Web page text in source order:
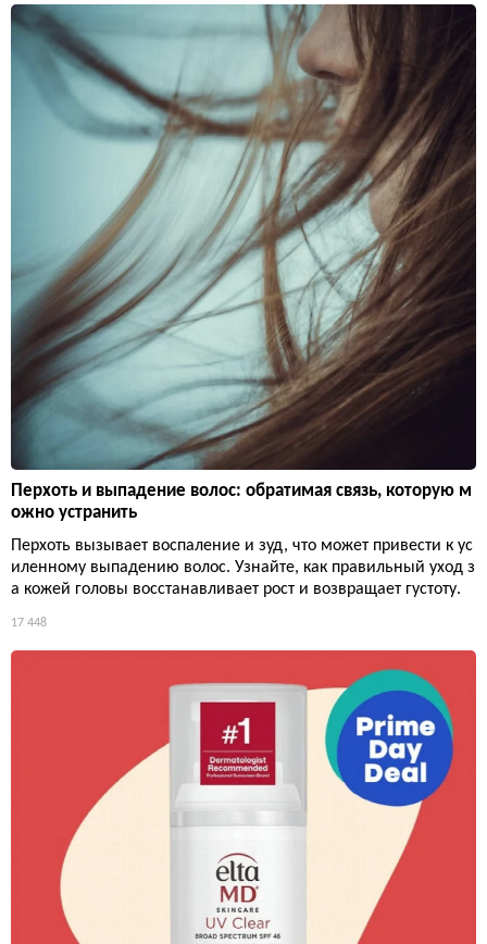
Перхоть и выпадение волос: обратимая связь, которую м
ожно устранить
Перхоть вызывает воспаление и зуд, что может привести к ус
иленному выпадению волос. Узнайте, как правильный уход з
а кожей головы восстанавливает рост и возвращает густоту.
17 448